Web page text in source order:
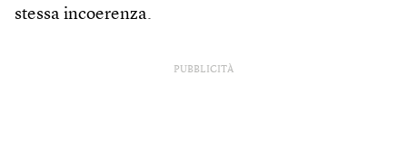
stessa incoerenza.
PUBBLICITÀ